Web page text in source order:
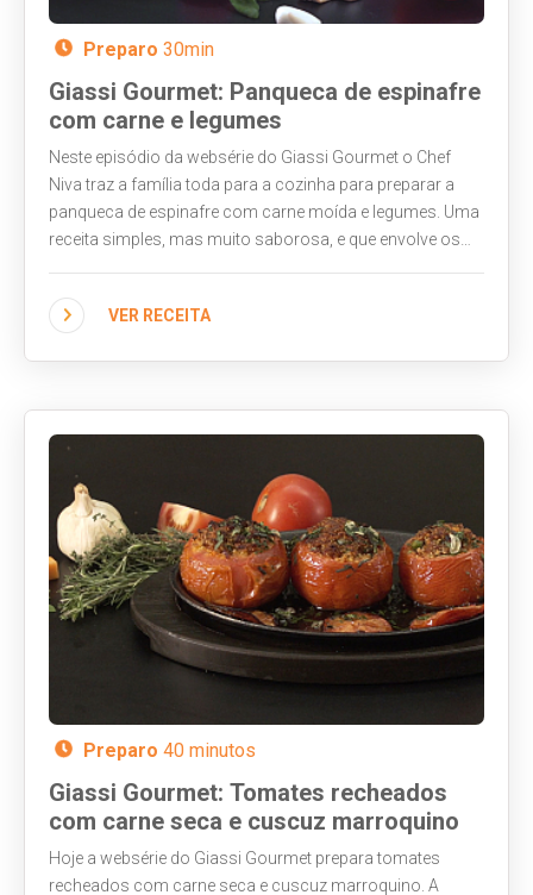
Preparo 30min
Giassi Gourmet: Panqueca de espinafre
com carne e legumes
Neste episódio da websérie do Giassi Gourmet o Chef
Niva traz a família toda para a cozinha para preparar a
panqueca de espinafre com carne moída e legumes. Uma
receita simples, mas muito saborosa, e que envolve os
novos alimentos. Assista ao vídeo, chame as crianças e
faça também!VER RECEITA
Preparo 40 minutos
Giassi Gourmet: Tomates recheados
com carne seca e cuscuz marroquino
Hoje a websérie do Giassi Gourmet prepara tomates
recheados com carne seca e cuscuz marroquino. A